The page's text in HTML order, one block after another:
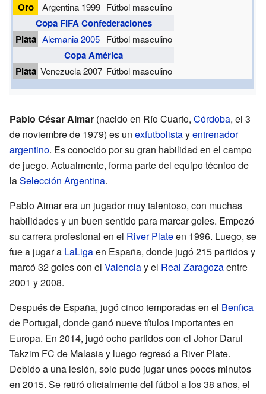
Oro
Argentina 1999 Fútbol masculino
Copa FIFA Confederaciones
Plata Alemania 2005 Fútbol masculino
Copa América
Plata Venezuela 2007 Fútbol masculino
Pablo César Aimar (nacido en Río Cuarto, Córdoba, el 3
de noviembre de 1979) es un exfutbolistayentrenador
argentino. Es conocido por su gran habilidad en el campo
de juego. Actualmente, forma parte del equipo técnico de
laSelección Argentina.
Pablo Aimar era un jugador muy talentoso, con muchas
habilidades y un buen sentido para marcar goles. Empezó
su carrera profesional en el River Plateen 1996. Luego, se
fue a jugar a LaLigaen España, donde jugó 215 partidos y
marcó 32 goles con el Valenciay el Real Zaragozaentre
2001 y 2008.
Después de España, jugó cinco temporadas en el Benfica
de Portugal, donde ganó nueve títulos importantes en
Europa. En 2014, jugó ocho partidos con el Johor Darul
Takzim FC de Malasia y luego regresó a River Plate.
Debido a una lesión, solo pudo jugar unos pocos minutos
en 2015. Se retiró oficialmente del fútbol a los 38 años, el